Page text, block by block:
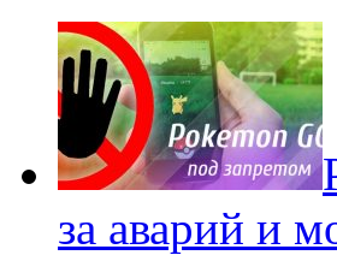
за аварий и